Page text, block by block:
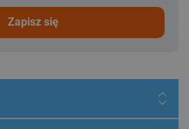
zapisz się